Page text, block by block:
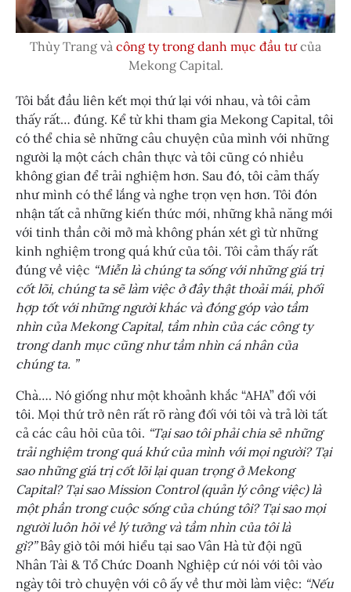
Thùy Trang và công ty trong danh mục đầu tưcủa
Mekong Capital.
Tôi bắt đầu liên kết mọi thứ lại với nhau, và tôi cảm
thấy rất… đúng. Kể từ khi tham gia Mekong Capital, tôi
có thể chia sẻ những câu chuyện của mình với những
người lạ một cách chân thực và tôi cũng có nhiều
không gian để trải nghiệm hơn. Sau đó, tôi cảm thấy
như mình có thể lắng và nghe trọn vẹn hơn. Tôi đón
nhận tất cả những kiến ​​thức mới, những khả năng mới
với tinh thần cởi mở mà không phán xét gì từ những
kinh nghiệm trong quá khứ của tôi. Tôi cảm thấy rất
đúng về việc “Miễn là chúng ta sống với những giá trị
cốt lõi, chúng ta sẽ làm việc ở đây thật thoải mái, phối
hợp tốt với những người khác và đóng góp vào tầm
nhìn của Mekong Capital, tầm nhìn của các công ty
trong danh mục cũng như tầm nhìn cá nhân của
chúng ta. ”
Chà…. Nó giống như một khoảnh khắc “AHA” đối với
tôi. Mọi thứ trở nên rất rõ ràng đối với tôi và trả lời tất
cả các câu hỏi của tôi. “Tại sao tôi phải chia sẻ những
trải nghiệm trong quá khứ của mình với mọi người? Tại
sao những giá trị cốt lõi lại quan trọng ở Mekong
Capital? Tại sao Mission Control (quản lý công việc) là
một phần trong cuộc sống của chúng tôi? Tại sao mọi
người luôn hỏi về lý tưởng và tầm nhìn của tôi là
gì?”Bây giờ tôi mới hiểu tại sao Vân Hà từ đội ngũ
Nhân Tài & Tổ Chức Doanh Nghiệp cứ nói với tôi vào
ngày tôi trò chuyện với cô ấy về thư mời làm việc: “Nếu